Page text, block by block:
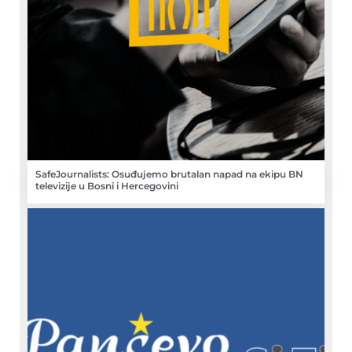
SafeJournalists: Osuđujemo brutalan napad na ekipu BN
televizije u Bosni i Hercegovini